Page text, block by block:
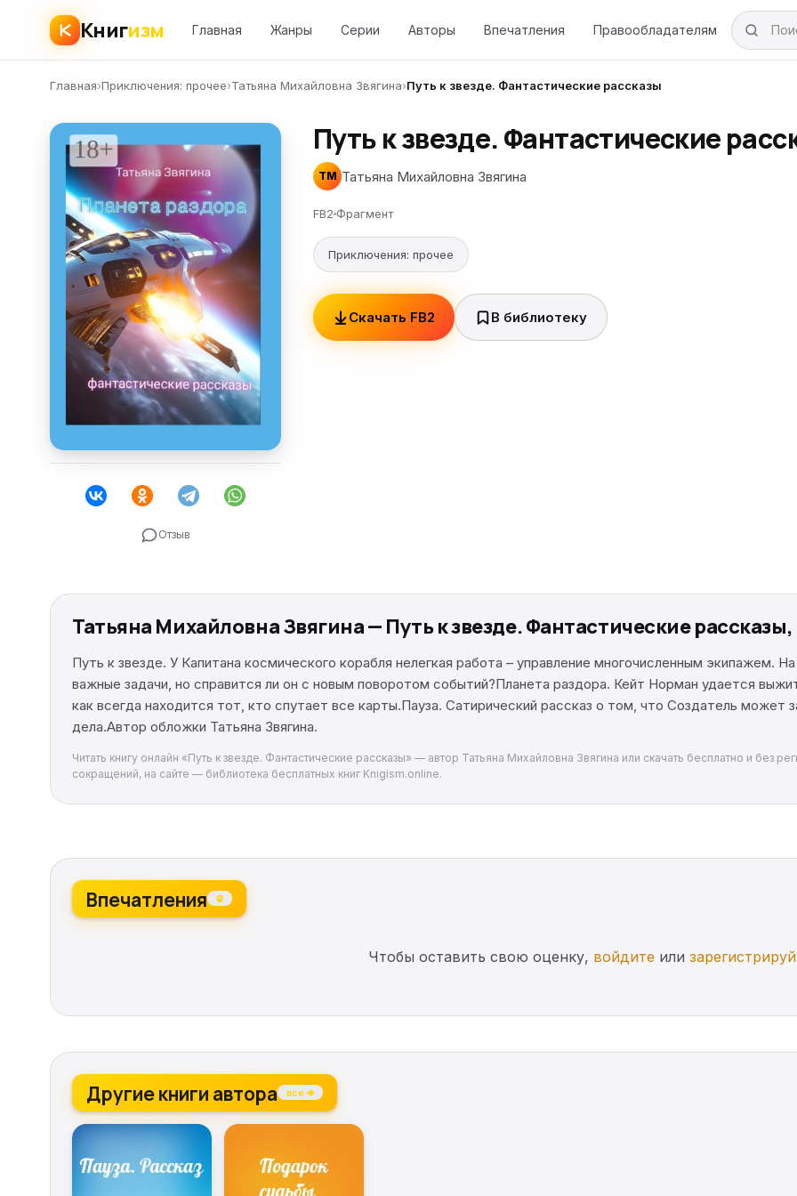
Книгизм Главная Жанры Серии Авторы Впечатления Правообладателям
Главная›Приключения: прочее›Татьяна Михайловна Звягина›Путь к звезде. Фантастические рассказы
Отзыв
Путь к звезде. Фантастические
ТМ Татьяна Михайловна Звягина
FB2 Фрагмент
Приключения: прочее
Скачать FB2 В библиотеку
Татьяна Михайловна Звягина — Путь к звезде. Фантастические
Путь к звезде. У Капитана космического корабля нелегкая работа – управление многочисленным экипажем.
важные задачи, но справится ли он с новым поворотом событий?Планета раздора. Кейт Норман удается
как всегда находится тот, кто спутает все карты.Пауза. Сатирический рассказ о том, что Создатель может
дела.Автор обложки Татьяна Звягина.
Читать книгу онлайн «Путь к звезде. Фантастические рассказы» — автор Татьяна Михайловна Звягина или скачать бесплатно и без
сокращений, на сайте — библиотека бесплатных книг Knigism.online.
Впечатления 0
Чтобы оставить свою оценку, войдите или
Другие книги автора все →